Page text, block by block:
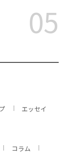
05
エッセイ
コラム